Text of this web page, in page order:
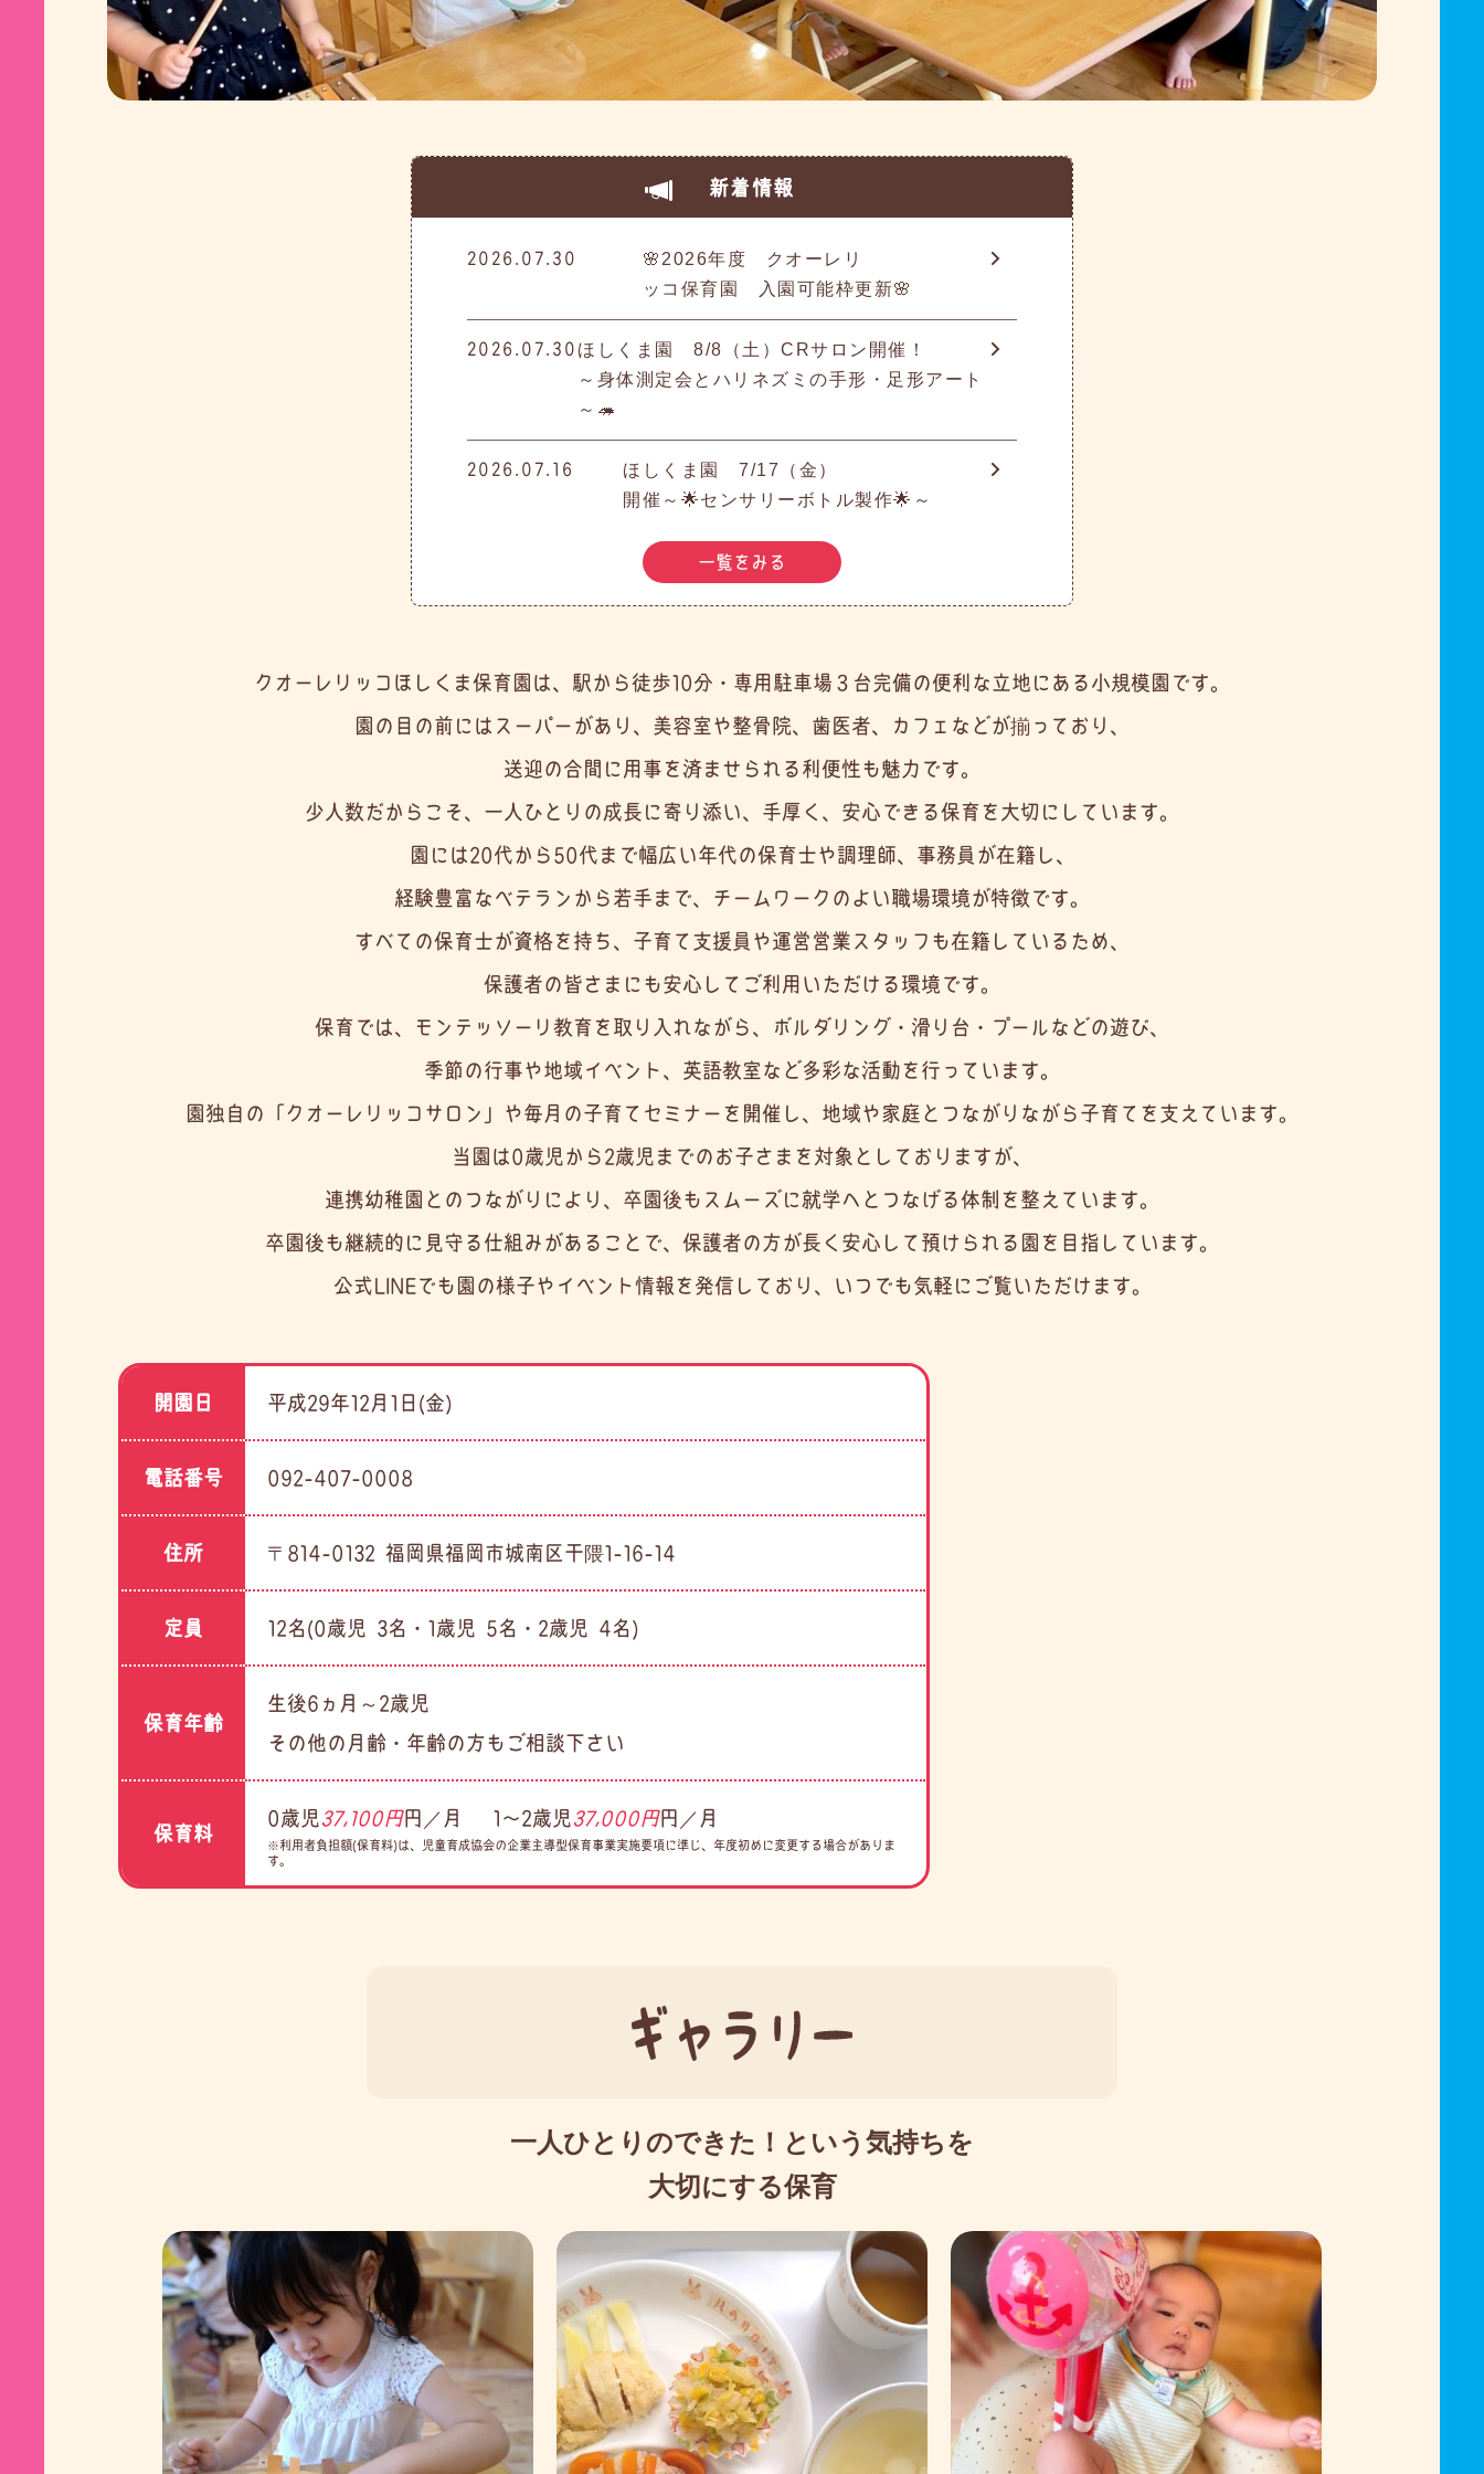
新着情報
2026.07.30
🌸2026年度 クオーレリ
ッコ保育園 入園可能枠更新🌸
2026.07.30 ほしくま園 8/8（土）CRサロン開催！
～身体測定会とハリネズミの手形・足形アート
～🦔
2026.07.16
ほしくま園 7/17（金）
開催～🌟センサリーボトル製作🌟～
一覧をみる
クオーレリッコほしくま保育園は、駅から徒歩10分・専用駐車場３台完備の便利な立地にある小規模園です。
園の目の前にはスーパーがあり、美容室や整骨院、歯医者、カフェなどが揃っており、
送迎の合間に用事を済ませられる利便性も魅力です。
少人数だからこそ、一人ひとりの成長に寄り添い、手厚く、安心できる保育を大切にしています。
園には20代から50代まで幅広い年代の保育士や調理師、事務員が在籍し、
経験豊富なベテランから若手まで、チームワークのよい職場環境が特徴です。
すべての保育士が資格を持ち、子育て支援員や運営営業スタッフも在籍しているため、
保護者の皆さまにも安心してご利用いただける環境です。
保育では、モンテッソーリ教育を取り入れながら、ボルダリング・滑り台・プールなどの遊び、
季節の行事や地域イベント、英語教室など多彩な活動を行っています。
園独自の「クオーレリッコサロン」や毎月の子育てセミナーを開催し、地域や家庭とつながりながら子育てを支えています。
当園は0歳児から2歳児までのお子さまを対象としておりますが、
連携幼稚園とのつながりにより、卒園後もスムーズに就学へとつなげる体制を整えています。
卒園後も継続的に見守る仕組みがあることで、保護者の方が長く安心して預けられる園を目指しています。
公式LINEでも園の様子やイベント情報を発信しており、いつでも気軽にご覧いただけます。
開園日 平成29年12月1日(金)
電話番号 092-407-0008
住所 〒814-0132 福岡県福岡市城南区干隈1-16-14
定員 12名(0歳児 3名・1歳児 5名・2歳児 4名)
保育年齢
生後6ヵ月～2歳児
その他の月齢・年齢の方もご相談下さい
保育料
0歳児37,100円円／月 1〜2歳児37,000円円／月
※利用者負担額(保育料)は、児童育成協会の企業主導型保育事業実施要項に準じ、年度初めに変更する場合がありま
す。
一人ひとりのできた！という気持ちを
大切にする保育